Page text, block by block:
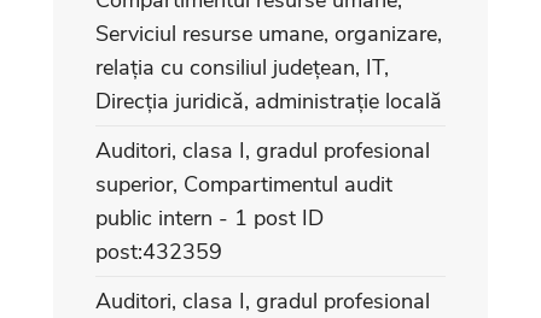
Serviciul resurse umane, organizare,
relația cu consiliul județean, IT,
Direcția juridică, administrație locală
Auditori, clasa I, gradul profesional
superior, Compartimentul audit
public intern - 1 post ID
post:432359
Auditori, clasa I, gradul profesional